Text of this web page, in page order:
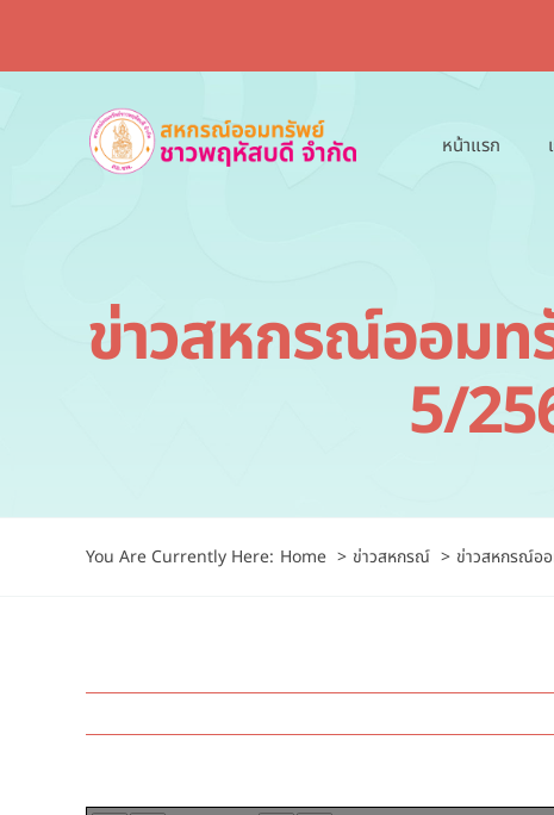
content
หน้าแรก
ข่าวสหกรณ์ออมท
5/
You Are Currently Here: Home ข่าวสหกรณ์ ข่าวสหกรณ์อ